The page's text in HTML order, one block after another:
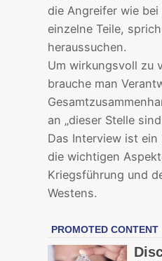
die Angreifer wie bei
einzelne Teile,
heraussuchen.
Um wirkungsvoll zu
brauche man
an „dieser Stelle
Das Interview ist ein
die wichtigen
Kriegsführung und
Westens.